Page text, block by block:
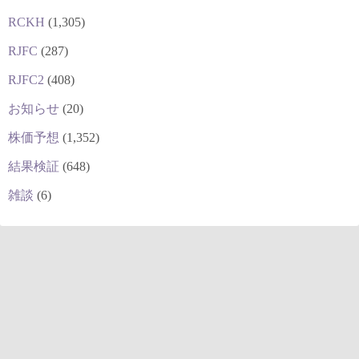
RCKH (1,305)
RJFC (287)
RJFC2 (408)
お知らせ (20)
株価予想 (1,352)
結果検証 (648)
雑談 (6)